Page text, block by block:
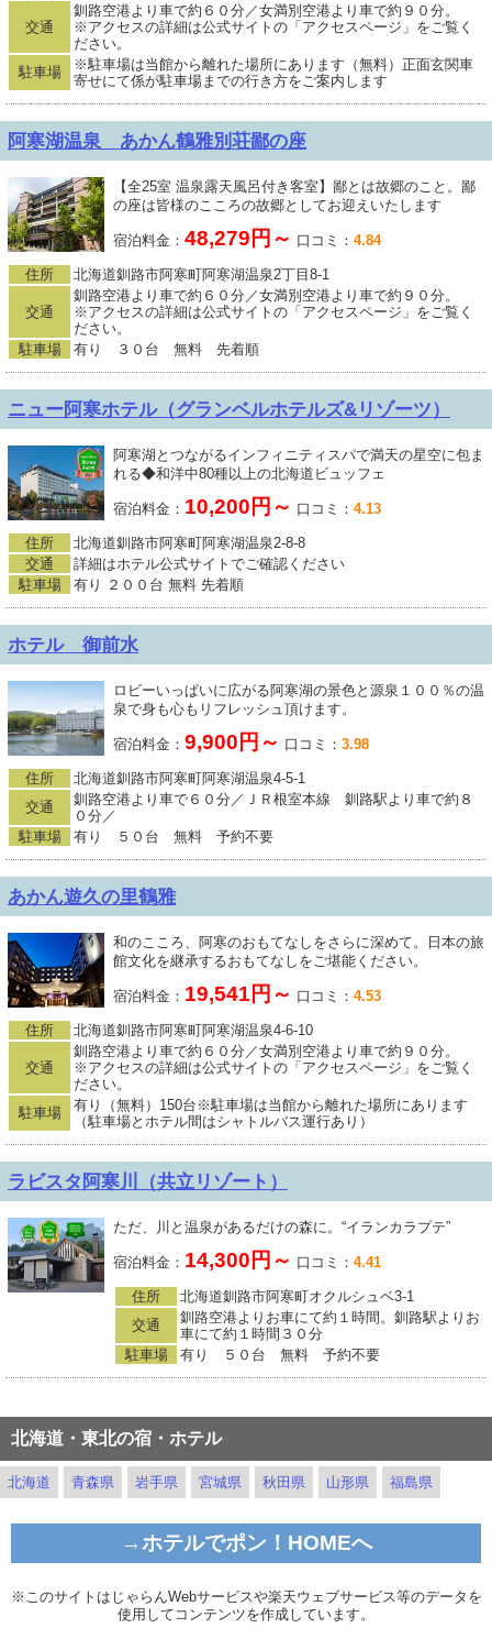
交通
釧路空港より車で約６０分／女満別空港より車で約９０分。
※アクセスの詳細は公式サイトの「アクセスページ」をご覧く
ださい。
駐車場
※駐車場は当館から離れた場所にあります（無料）正面玄関車
寄せにて係が駐車場までの行き方をご案内します
阿寒湖温泉 あかん鶴雅別荘鄙の座
【全25室 温泉露天風呂付き客室】鄙とは故郷のこと。鄙
の座は皆様のこころの故郷としてお迎えいたします
宿泊料金： 48,279円～ 口コミ： 4.84
住所 北海道釧路市阿寒町阿寒湖温泉2丁目8-1
交通
釧路空港より車で約６０分／女満別空港より車で約９０分。
※アクセスの詳細は公式サイトの「アクセスページ」をご覧く
ださい。
駐車場
有り ３０台 無料 先着順
ニュー阿寒ホテル（グランベルホテルズ&リゾーツ）
阿寒湖とつながるインフィニティスパで満天の星空に包ま
れる◆和洋中80種以上の北海道ビュッフェ
宿泊料金： 10,200円～ 口コミ： 4.13
住所
北海道釧路市阿寒町阿寒湖温泉2-8-8
交通
詳細はホテル公式サイトでご確認ください
駐車場
有り ２００台 無料 先着順
ホテル 御前水
ロビーいっぱいに広がる阿寒湖の景色と源泉１００％の温
泉で身も心もリフレッシュ頂けます。
宿泊料金： 9,900円～ 口コミ： 3.98
住所
北海道釧路市阿寒町阿寒湖温泉4-5-1
交通
釧路空港より車で６０分／ＪＲ根室本線 釧路駅より車で約８
０分／
駐車場
有り ５０台 無料 予約不要
あかん遊久の里鶴雅
和のこころ、阿寒のおもてなしをさらに深めて。日本の旅
館文化を継承するおもてなしをご堪能ください。
宿泊料金： 19,541円～ 口コミ： 4.53
住所 北海道釧路市阿寒町阿寒湖温泉4-6-10
交通
釧路空港より車で約６０分／女満別空港より車で約９０分。
※アクセスの詳細は公式サイトの「アクセスページ」をご覧く
ださい。
駐車場
有り（無料）150台※駐車場は当館から離れた場所にあります
（駐車場とホテル間はシャトルバス運行あり）
ラビスタ阿寒川（共立リゾート）
ただ、川と温泉があるだけの森に。“イランカラプテ”
宿泊料金： 14,300円～ 口コミ： 4.41
住所
北海道釧路市阿寒町オクルシュベ3-1
交通
釧路空港よりお車にて約１時間。釧路駅よりお
車にて約１時間３０分
駐車場
有り ５０台 無料 予約不要
北海道・東北の宿・ホテル
北海道 青森県 岩手県 宮城県 秋田県 山形県 福島県
→ホテルでポン！HOMEへ
※このサイトはじゃらんWebサービスや楽天ウェブサービス等のデータを
使用してコンテンツを作成しています。